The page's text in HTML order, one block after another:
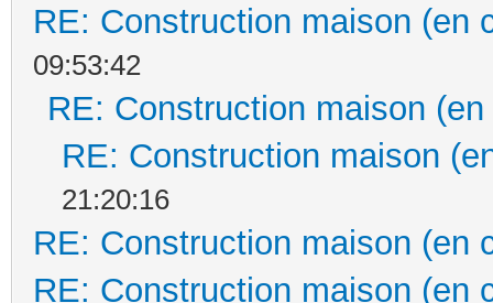
RE: Construction maison (en
09:53:42
RE: Construction maison
RE: Construction maison
21:20:16
RE: Construction maison (en
RE: Construction maison (en